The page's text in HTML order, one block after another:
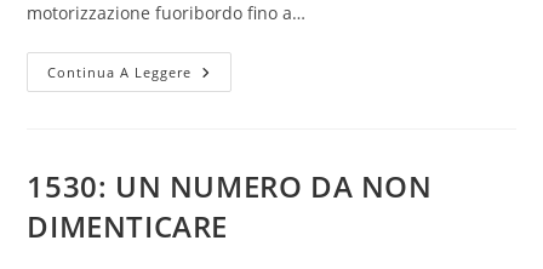
motorizzazione fuoribordo fino a…
Continua A Leggere LED
680
1530: UN NUMERO DA NON
DIMENTICARE